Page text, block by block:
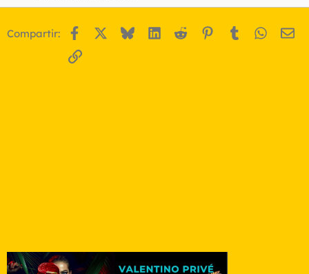
Compartir: Facebook BlueskyLinkedIn
Reddit Pinterest
Tumblr
Enlace